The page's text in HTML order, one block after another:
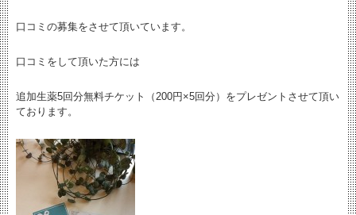
口コミの募集をさせて頂いています。
口コミをして頂いた方には
追加生薬5回分無料チケット（200円×5回分）をプレゼントさせて頂い
ております。